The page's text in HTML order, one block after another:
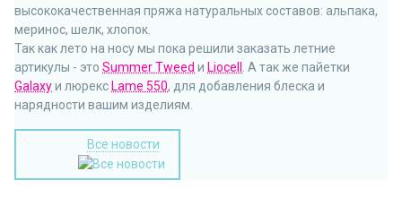
высококачественная пряжа натуральных составов: альпака,
меринос, шелк, хлопок.
Так как лето на носу мы пока решили заказать летние
артикулы - это Summer Tweed и Liocell
. А так же пайетки
Galaxyи люрекс Lame 550, для добавления блеска и
нарядности вашим изделиям.
Все новости